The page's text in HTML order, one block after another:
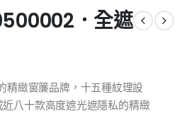
．全遮
精緻窗簾品牌，十五種紋理設
八十款高度遮光遮隱私的精緻